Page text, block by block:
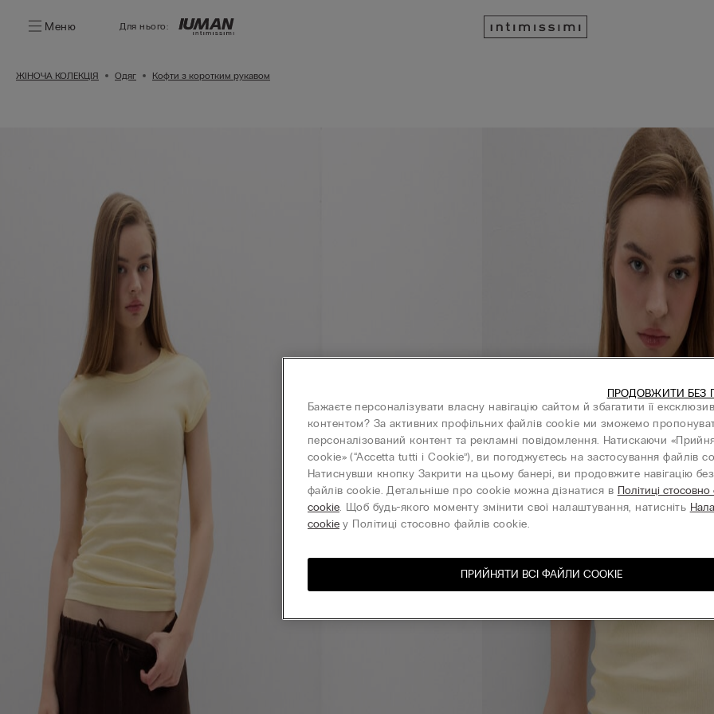
Меню Для нього:
ЖІНОЧА КОЛЕКЦІЯ Одяг Кофти з коротким рукавом
Бажаєте персоналізувати власну навігацію сайтом й збагатити її
контентом? За активних профільних файлів cookie ми зможемо
персоналізований контент та рекламні повідомлення. Натискаючи
cookie» (“Accetta tutti i Cookie”), ви погоджуєтесь на застосування файлів
Натиснувши кнопку Закрити на цьому банері, ви продовжите навігацію без
файлів cookie. Детальніше про cookie можна дізнатися в Політиці стосовно
cookie. Щоб будь-якого моменту змінити свої налаштування, натисніть
cookie у Політиці стосовно файлів cookie.
ПРИЙНЯТИ ВСІ ФАЙЛИ СOOKIE
ПРОДОВЖИТИ БЕЗ